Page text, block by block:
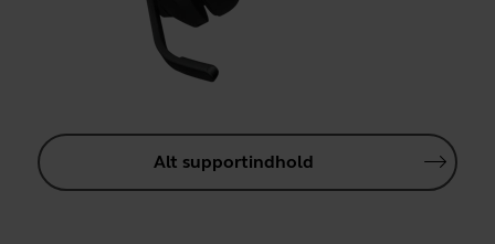
Alt supportindhold